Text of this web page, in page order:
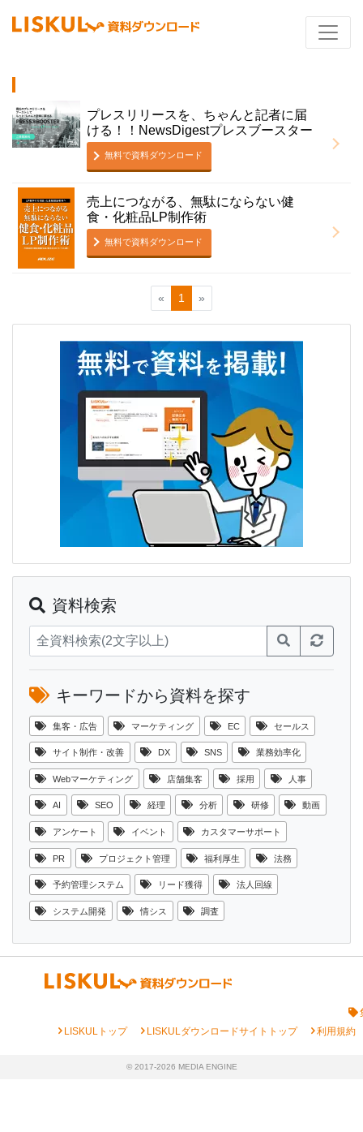
プレスリリースを、ちゃんと記者に届
ける！！NewsDigestプレスブースター
無料で資料ダウンロード
売上につながる、無駄にならない健
食・化粧品LP制作術
無料で資料ダウンロード
« 1 »
資料検索
キーワードから資料を探す
集客・広告 マーケティング EC セールス
サイト制作・改善 DX SNS 業務効率化
Webマーケティング 店舗集客 採用 人事
AI SEO 経理 分析 研修 動画
アンケート イベント カスタマーサポート
PR プロジェクト管理 福利厚生 法務
予約管理システム リード獲得 法人回線
システム開発 情シス 調査
chevron_rightLISKULトップ chevron_rightLISKULダウンロードサイトトップ chevron_right利用規約
© 2017-2026 MEDIA ENGINE